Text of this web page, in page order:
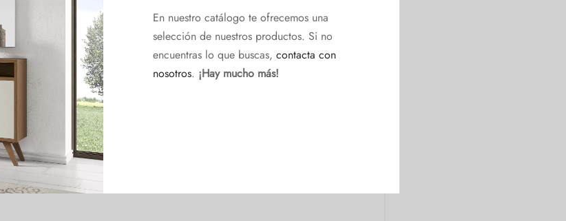
En nuestro catálogo te ofrecemos una
selección de nuestros productos. Si no
encuentras lo que buscas, contacta con
nosotros. ¡Hay mucho más!